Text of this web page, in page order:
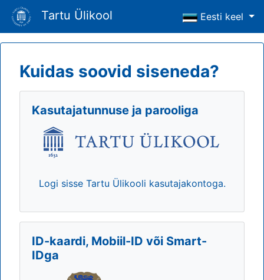
Tartu Ülikool Eesti keel
Kuidas soovid siseneda?
Kasutajatunnuse ja parooliga
Logi sisse Tartu Ülikooli kasutajakontoga.
ID-kaardi, Mobiil-ID või Smart-
IDga